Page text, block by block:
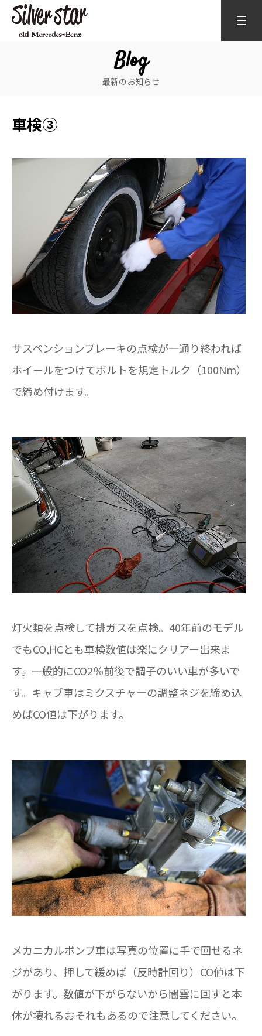
Blog
最新のお知らせ
車検③
サスペンションブレーキの点検が一通り終われば
ホイールをつけてボルトを規定トルク（100Nm）
で締め付けます。
灯火類を点検して排ガスを点検。40年前のモデル
でもCO,HCとも車検数値は楽にクリアー出来ま
す。一般的にCO2％前後で調子のいい車が多いで
す。キャブ車はミクスチャーの調整ネジを締め込
めばCO値は下がります。
メカニカルポンプ車は写真の位置に手で回せるネ
ジがあり、押して緩めば（反時計回り）CO値は下
がります。数値が下がらないから闇雲に回すと本
体が壊れるおそれもあるので注意してください。